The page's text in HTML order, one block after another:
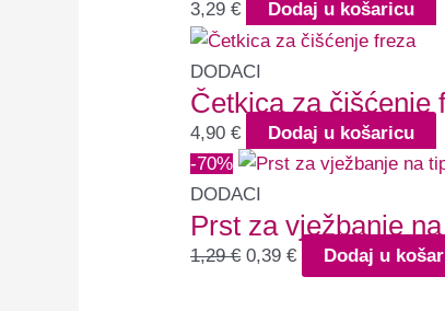
3,29 € Dodaj u košaricu
DODACI
Četkica za čišćenje
4,90 €
Dodaj u košaricu
-70%
DODACI
Prst za vježbanje
1,29€ 0,39 € Dodaj u